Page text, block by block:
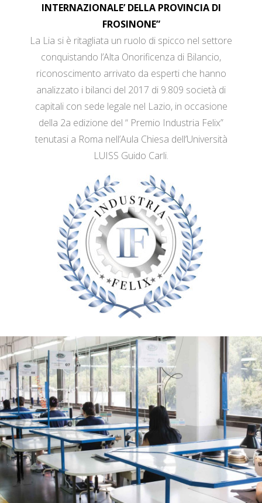
INTERNAZIONALE’ DELLA PROVINCIA DI
FROSINONE”
La Lia si è ritagliata un ruolo di spicco nel settore
conquistando l’Alta Onorificenza di Bilancio,
riconoscimento arrivato da esperti che hanno
analizzato i bilanci del 2017 di 9.809 società di
capitali con sede legale nel Lazio, in occasione
della 2a edizione del “ Premio Industria Felix”
tenutasi a Roma nell’Aula Chiesa dell’Università
LUISS Guido Carli.